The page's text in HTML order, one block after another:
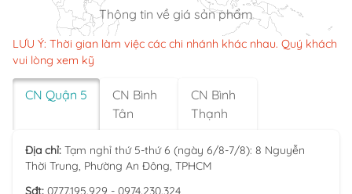
Thông tin về giá sản phẩm
LƯU Ý: Thời gian làm việc các chi nhánh khác nhau. Quý khách
vui lòng xem kỹ
CN Quận 5
CN Bình
Tân
CN Bình
Thạnh
Địa chỉ: Tạm nghỉ thứ 5-thứ 6 (ngày 6/8-7/8): 8 Nguyễn
Thời Trung, Phường An Đông, TPHCM
Sđt: 0777.195.929 - 0974.230.324